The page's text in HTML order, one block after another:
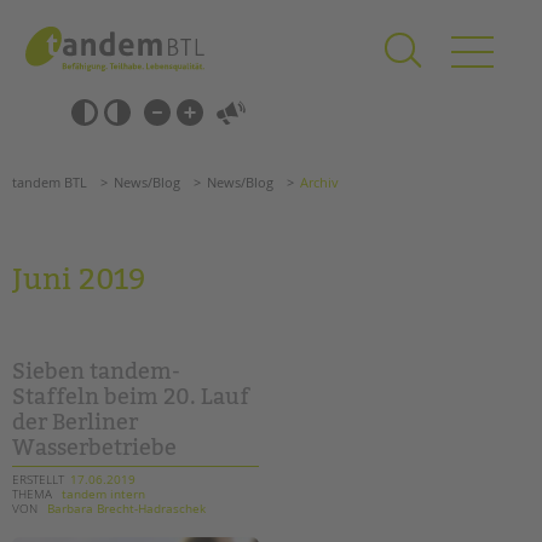
springen
Barrierefrei-
Einstellungen
überspringen
überspringen
Förderzentren
Kollegs
EFöB
Schulbezogene Sozialarbeit
Tagesgruppen
tandem BTL News/Blog News/Blog Archiv
Juni 2019
Sieben tandem-
Staffeln beim 20. Lauf
der Berliner
Wasserbetriebe
ERSTELLT 17.06.2019
THEMA tandem intern
VON
Barbara Brecht-Hadraschek